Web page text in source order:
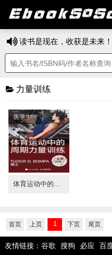
读书是现在，收获是未来
力量训练
医学生物
首页 上页 1 下页 尾页
友情链接： 谷歌 搜狗 必应 百